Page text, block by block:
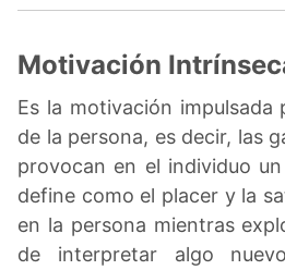
Motivación
Es la motivación impulsada
de la persona, es decir, las
provocan en el individuo
define como el placer y la
en la persona mientras
de interpretar algo